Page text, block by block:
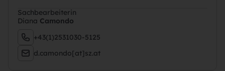
Sachbearbeiterin
Diana Camondo
+43(1)2531030-5125
d.camondo[at]sz.at